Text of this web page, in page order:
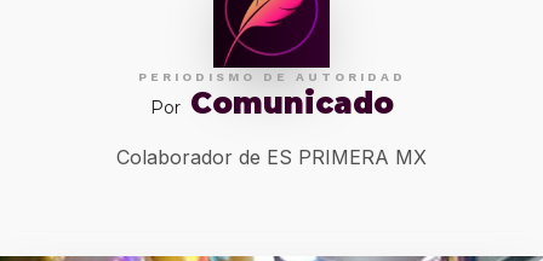
PERIODISMO DE AUTORIDAD
Por Comunicado
Colaborador de ES PRIMERA MX